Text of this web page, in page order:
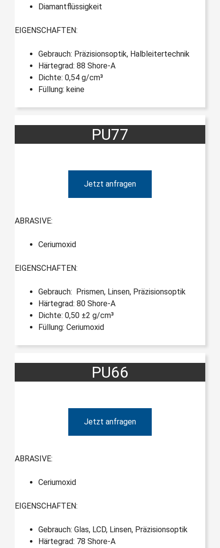
Diamantflüssigkeit
EIGENSCHAFTEN:
Gebrauch: Präzisionsoptik, Halbleitertechnik
Härtegrad: 88 Shore-A
Dichte: 0,54 g/cm³
Füllung: keine
PU77
Jetzt anfragen
ABRASIVE:
Ceriumoxid
EIGENSCHAFTEN:
Gebrauch: Prismen, Linsen, Präzisionsoptik
Härtegrad: 80 Shore-A
Dichte: 0,50 ±2 g/cm³
Füllung: Ceriumoxid
PU66
Jetzt anfragen
ABRASIVE:
Ceriumoxid
EIGENSCHAFTEN:
Gebrauch: Glas, LCD, Linsen, Präzisionsoptik
Härtegrad: 78 Shore-A